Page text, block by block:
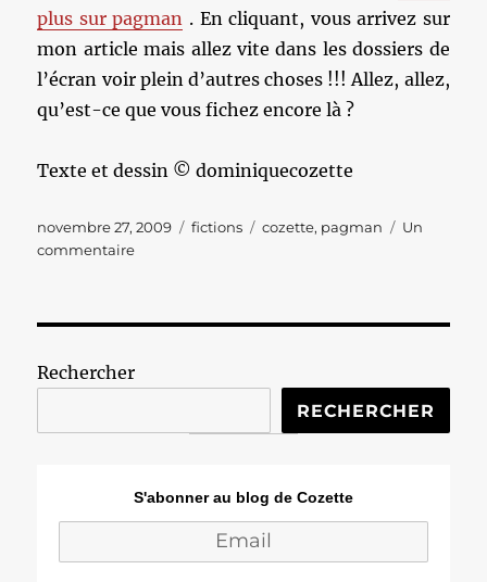
plus sur pagman . En cliquant, vous arrivez sur
mon article mais allez vite dans les dossiers de
l’écran voir plein d’autres choses !!! Allez, allez,
qu’est-ce que vous fichez encore là ?
Texte et dessin © dominiquecozette
Publié
le
novembre 27, 2009 Catégories
fictions Étiquettes
cozette, pagman
Un
commentairesur
Rechercher
RECHERCHER
S'abonner au blog de Cozette